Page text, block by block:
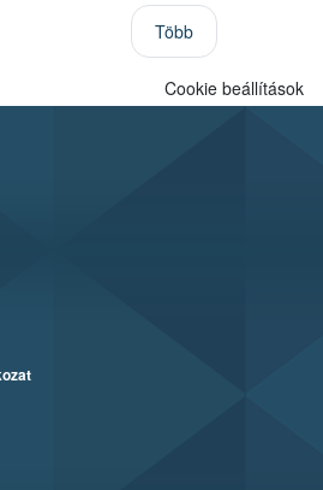
Több
Cookie beállítások